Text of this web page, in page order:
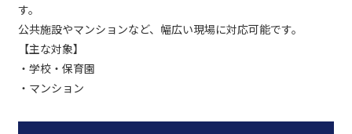
す。
公共施設やマンションなど、幅広い現場に対応可能です。
【主な対象】
・学校・保育園
・マンション